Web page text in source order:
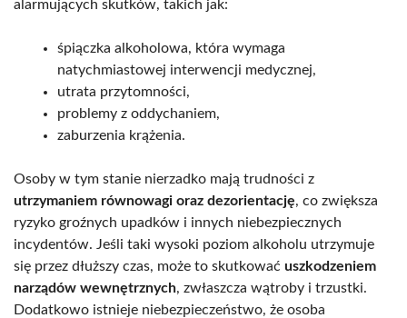
alarmujących skutków, takich jak:
śpiączka alkoholowa, która wymaga
natychmiastowej interwencji medycznej,
utrata przytomności,
problemy z oddychaniem,
zaburzenia krążenia.
Osoby w tym stanie nierzadko mają trudności z
utrzymaniem równowagi oraz dezorientację, co zwiększa
ryzyko groźnych upadków i innych niebezpiecznych
incydentów. Jeśli taki wysoki poziom alkoholu utrzymuje
się przez dłuższy czas, może to skutkować uszkodzeniem
narządów wewnętrznych, zwłaszcza wątroby i trzustki.
Dodatkowo istnieje niebezpieczeństwo, że osoba